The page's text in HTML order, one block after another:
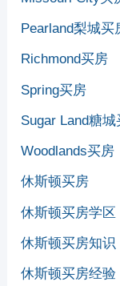
Pearland梨城买
Richmond买房
Spring买房
Sugar Land糖城
Woodlands买房
休斯顿买房
休斯顿买房学区
休斯顿买房知识
休斯顿买房经验